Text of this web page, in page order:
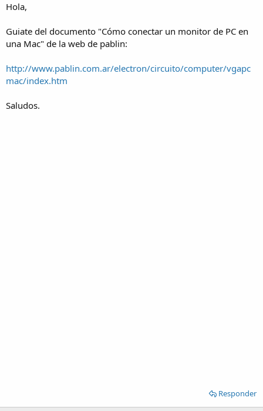
Hola,
Guiate del documento "Cómo conectar un monitor de PC en
una Mac" de la web de pablin:
http://www.pablin.com.ar/electron/circuito/computer/vgapc
mac/index.htm
Saludos.
Responder